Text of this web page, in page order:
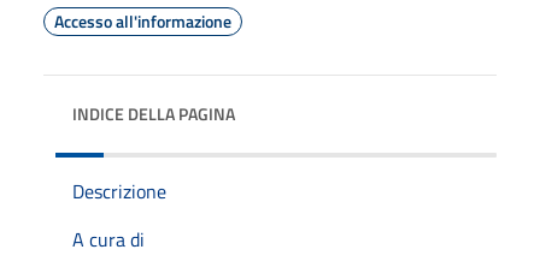
Accesso all'informazione
INDICE DELLA PAGINA
Descrizione
A cura di